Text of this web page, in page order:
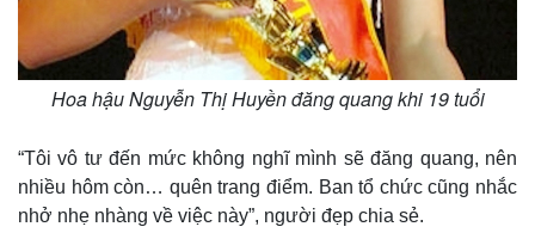
Infographic
Hoa hậu Nguyễn Thị Huyền đăng quang khi 19 tuổi
“Tôi vô tư đến mức không nghĩ mình sẽ đăng quang, nên
nhiều hôm còn… quên trang điểm. Ban tổ chức cũng nhắc
nhở nhẹ nhàng về việc này”, người đẹp chia sẻ.